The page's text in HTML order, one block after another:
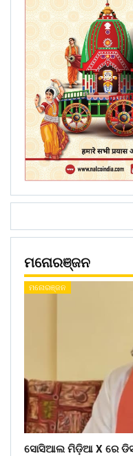
ମନୋରଞ୍ଜନ
ମନୋରଞ୍ଜନ
ସୋସିଆଲ ମିଡ଼ିଆ X ରେ